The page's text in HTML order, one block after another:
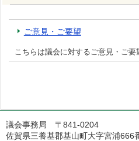
ご意見・ご要望
こちらは議会に対するご意見・ご要
議会事務局 〒841-0204
佐賀県三養基郡基山町大字宮浦